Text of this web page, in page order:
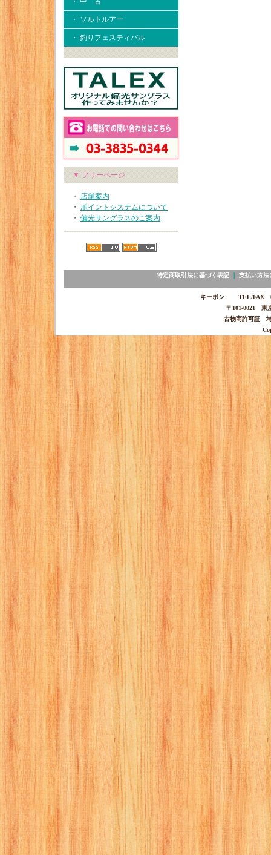
・ ソルトルアー
・ 釣りフェスティバル
▼ フリーページ
・ 店舗案内
・ ポイントシステムについて
・ 偏光サングラスのご案内
特定商取引法に基づく表記｜ 支払い方法
キーポン TEL/FAX
〒101-0021 東
古物商許可証